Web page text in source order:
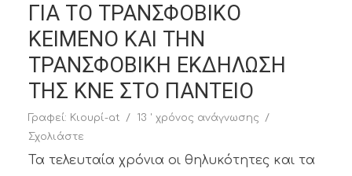
ΓΙΑ ΤΟ ΤΡΑΝΣΦΟΒΙΚΟ
ΚΕΙΜΕΝΟ ΚΑΙ ΤΗΝ
ΤΡΑΝΣΦΟΒΙΚΗ ΕΚΔΗΛΩΣΗ
ΤΗΣ ΚΝΕ ΣΤΟ ΠΑΝΤΕΙΟ
Γραφεί: Κιουρί-at
13 ' χρόνος ανάγνωσης
Σχολιάστε
Τα τελευταία χρόνια οι θηλυκότητες και τα